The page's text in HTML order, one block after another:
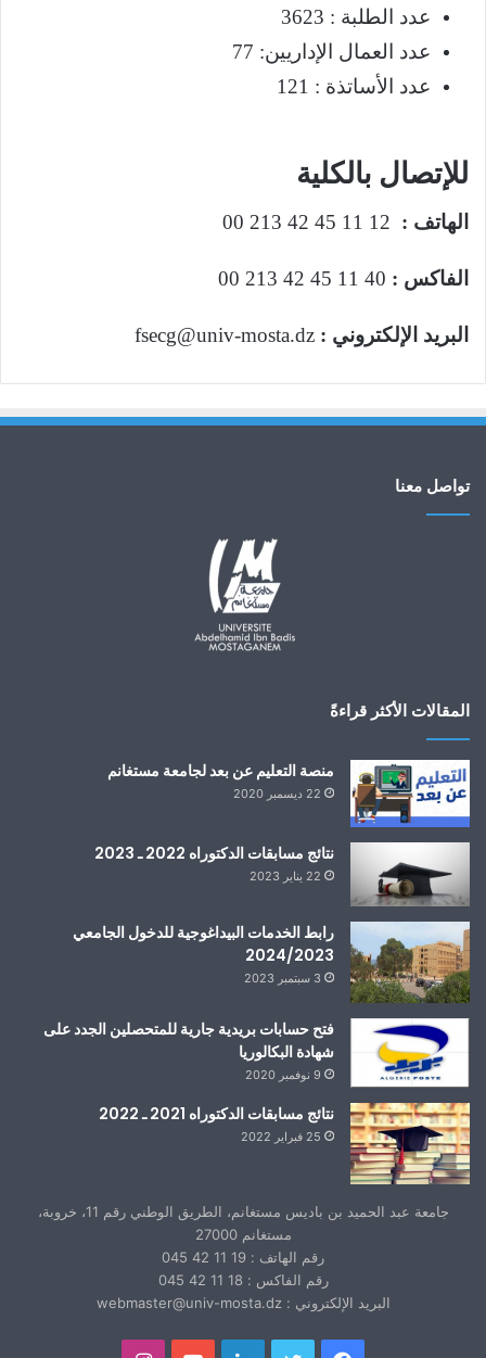
عدد الطلبة : 3623
عدد العمال الإداريين: 77
عدد الأساتذة : 121
للإتصال بالكلية
الهاتف :
الفاكس :
البريد الإلكتروني :
تواصل معنا
المقالات الأكثر قراءةً
منصة التعليم عن بعد لجامعة مستغانم
22 ديسمبر 2020
نتائج مسابقات الدكتوراه 2022 ـ 2023
22 يناير 2023
رابط الخدمات البيداغوجية للدخول الجامعي
2024/2023
3 سبتمبر 2023
فتح حسابات بريدية جارية للمتحصلين الجدد على
شهادة البكالوريا
9 نوفمبر 2020
نتائج مسابقات الدكتوراه 2021 ـ 2022
25 فبراير 2022
جامعة عبد الحميد بن باديس مستغانم، الطريق الوطني رقم 11، خروبة،
مستغانم 27000
رقم الهاتف : 19 11 42 045
رقم الفاكس : 18 11 42 045
البريد الإلكتروني : webmaster@univ-mosta.dz